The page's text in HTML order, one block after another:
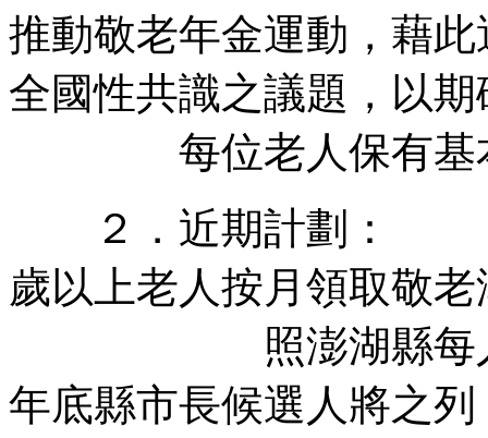
推動敬老年金運動，
全國性共識之議題，以
每位老人保有基本
２．近期計劃：
歲以上老人按月領取敬
照澎湖縣每人每
年底縣市長候選人